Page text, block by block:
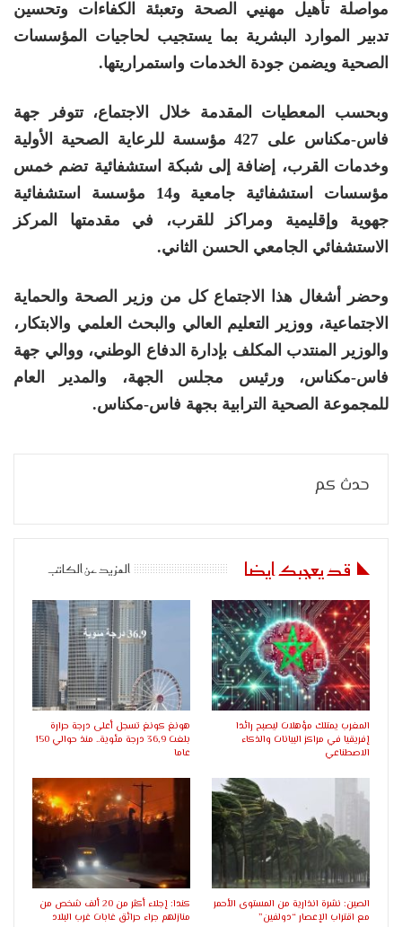
مواصلة تأهيل مهنيي الصحة وتعبئة الكفاءات وتحسين
تدبير الموارد البشرية بما يستجيب لحاجيات المؤسسات
الصحية ويضمن جودة الخدمات واستمراريتها.
وبحسب المعطيات المقدمة خلال الاجتماع، تتوفر جهة
فاس-مكناس على 427 مؤسسة للرعاية الصحية الأولية
وخدمات القرب، إضافة إلى شبكة استشفائية تضم خمس
مؤسسات استشفائية جامعية و14 مؤسسة استشفائية
جهوية وإقليمية ومراكز للقرب، في مقدمتها المركز
الاستشفائي الجامعي الحسن الثاني.
وحضر أشغال هذا الاجتماع كل من وزير الصحة والحماية
الاجتماعية، ووزير التعليم العالي والبحث العلمي والابتكار،
والوزير المنتدب المكلف بإدارة الدفاع الوطني، ووالي جهة
فاس-مكناس، ورئيس مجلس الجهة، والمدير العام
للمجموعة الصحية الترابية بجهة فاس-مكناس.
حدث كم
قد يعجبك ايضا المزيد عن الكاتب
المغرب يمتلك مؤهلات ليصبح رائدا
إفريقيا في مراكز البيانات والذكاء
الاصطناعي
هونغ كونغ تسجل أعلى درجة حرارة
بلغت 36,9 درجة مئوية.. منذ حوالي 150
عاما
الصين: نشرة انذارية من المستوى الأحمر
مع اقتراب الإعصار “دولفين”
كندا: إجلاء أكثر من 20 ألف شخص من
منازلهم جراء حرائق غابات غرب البلاد